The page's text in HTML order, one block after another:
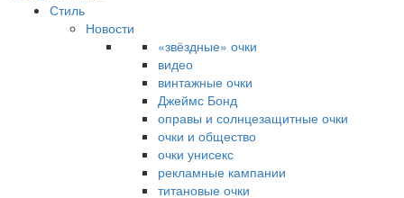
Стиль
Новости
«звёздные» очки
видео
винтажные очки
Джеймс Бонд
оправы и солнцезащитные очки
очки и общество
очки унисекс
рекламные кампании
титановые очки